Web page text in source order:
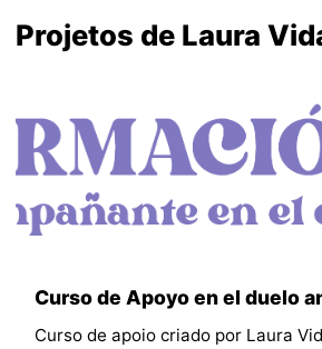
Projetos de Laura
Curso de Apoyo en el duelo
Curso de apoio criado por Laura